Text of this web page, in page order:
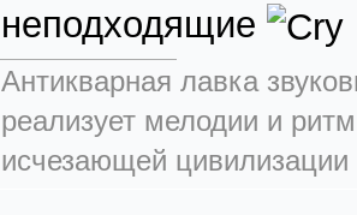
неподходящие
Антикварная лавка
реализует мелодии и
исчезающей цивилизации